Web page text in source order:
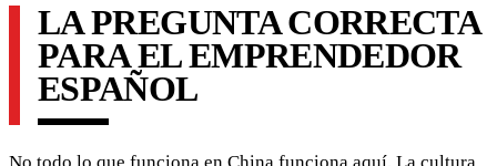
LA PREGUNTA CORRECTA
PARA EL EMPRENDEDOR
ESPAÑOL